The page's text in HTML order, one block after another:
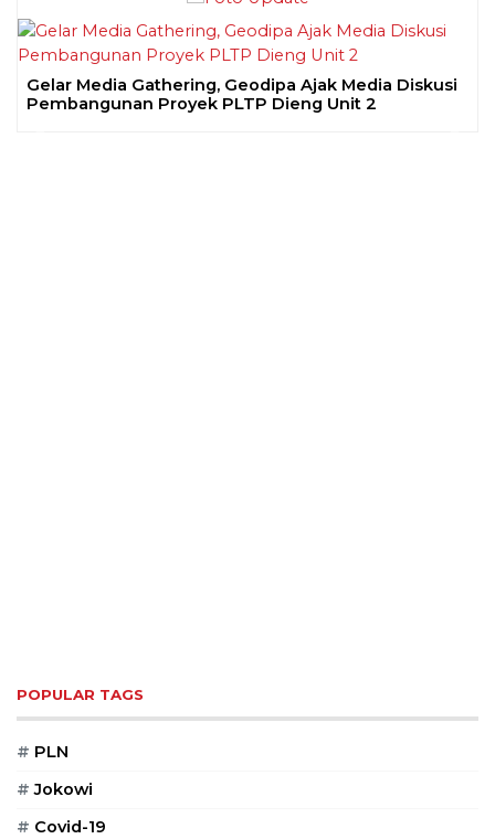
Gelar Media Gathering, Geodipa Ajak Media Diskusi
Pembangunan Proyek PLTP Dieng Unit 2
POPULAR TAGS
# PLN
# Jokowi
# Covid-19